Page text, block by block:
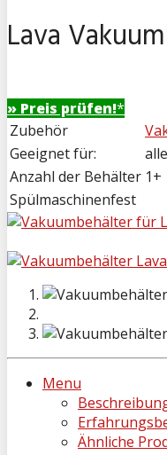
Lava
» Preis prüfen!*
Zubehör
Geeignet für:
Anzahl der Behälter 1+
Spülmaschinenfest
Menu
Ähnliche